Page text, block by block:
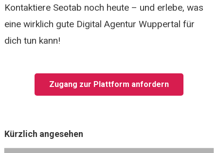
Kontaktiere Seotab noch heute – und erlebe, was
eine wirklich gute Digital Agentur Wuppertal für
dich tun kann!
Zugang zur Plattform anfordern
Kürzlich angesehen